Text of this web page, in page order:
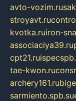
avto-vozim.ru
stroyavt.ru
kvotka.ruiron-
associaciya39.ru
cpt21.ru
tae-kwon.ru
archery161.ru
sarmiento.spb.su